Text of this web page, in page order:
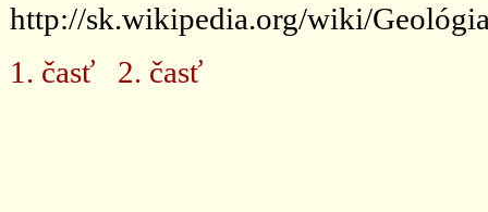
http://sk.wikipedia.org/wiki/
1. časť
2. časť